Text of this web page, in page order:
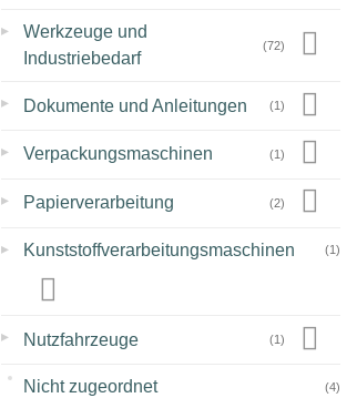
▸
Werkzeuge und
Industriebedarf
(72)
▸ Dokumente und Anleitungen (1)
▸ Verpackungsmaschinen (1)
▸ Papierverarbeitung (2)
▸ Kunststoffverarbeitungsmaschinen (1)
▸ Nutzfahrzeuge (1)
Nicht zugeordnet (4)